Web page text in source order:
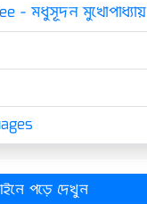
- মধুসূদন মুখোপাধ্যায়
পড়ে দেখুন